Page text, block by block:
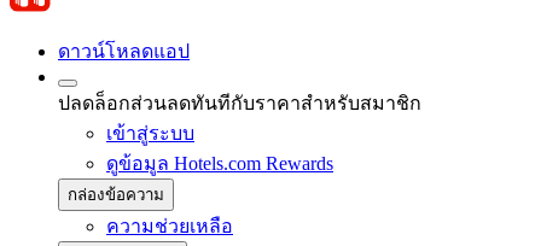
ดาวน์โหลดแอป
ปลดล็อกส่วนลดทันทีกับราคาสำหรับสมาชิก
เข้าสู่ระบบ
ดูข้อมูล Hotels.com Rewards
กล่องข้อความ
ความช่วยเหลือ